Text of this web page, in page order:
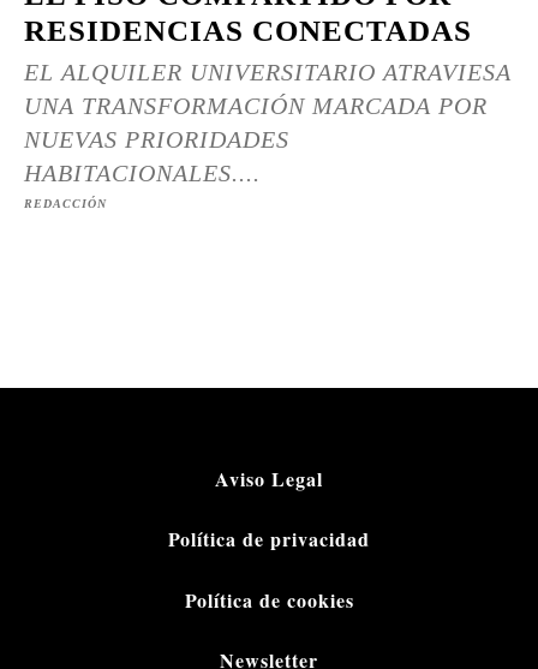
RESIDENCIAS CONECTADAS
EL ALQUILER UNIVERSITARIO ATRAVIESA
UNA TRANSFORMACIÓN MARCADA POR
NUEVAS PRIORIDADES
HABITACIONALES....
REDACCIÓN
Aviso Legal
Política de privacidad
Política de cookies
Newsletter